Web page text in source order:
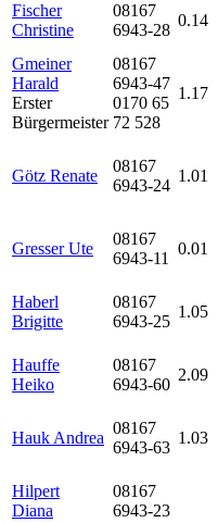
Fischer
Christine
08167
6943-28
0.14
Gmeiner
Harald
Erster
Bürgermeister
08167
6943-47
0170 65
72 528
1.17
Götz Renate
08167
6943-24
1.01
Gresser Ute
08167
6943-11
0.01
Haberl
Brigitte
08167
6943-25
1.05
Hauffe
Heiko
08167
6943-60
2.09
Hauk Andrea
08167
6943-63
1.03
Hilpert
Diana
08167
6943-23